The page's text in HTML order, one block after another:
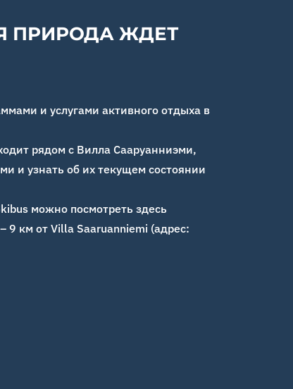
ПРИРОДА ЖДЕТ
и услугами активного отдыха в
рядом с Вилла Сааруанниэми,
и узнать об их текущем состоянии
можно посмотреть здесь
9 км от Villa Saaruanniemi (адрес: